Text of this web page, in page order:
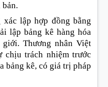
lập hợp đồng bằng
lập bảng kê hàng hóa
Thương nhân Việt
chịu trách nhiệm trước
bảng kê, có giá trị pháp